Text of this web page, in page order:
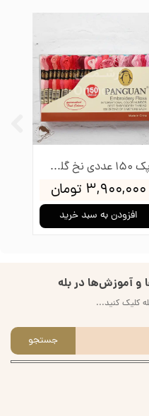
پک 150 عددی نخ گلدوزی پنگوئن
۳,۹۰۰,۰۰۰ تومان
افزودن به سبد خرید
و آموزش‌ها در بله
کلیک کنید...
جستجو